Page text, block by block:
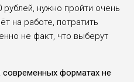
нужно пройти очень
на работе, потратить
не факт, что выберут
форматах не